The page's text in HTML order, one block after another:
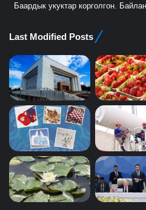
Баардык укуктар корголгон.
Last Modified Posts